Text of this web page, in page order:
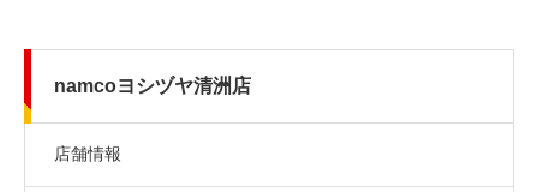
namcoヨシヅヤ清洲店
店舗情報